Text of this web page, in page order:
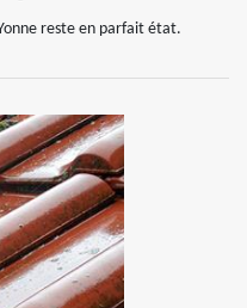
reste en parfait état.